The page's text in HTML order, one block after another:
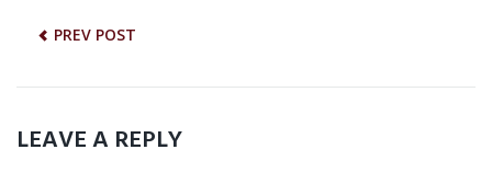
PREV POST
LEAVE A REPLY